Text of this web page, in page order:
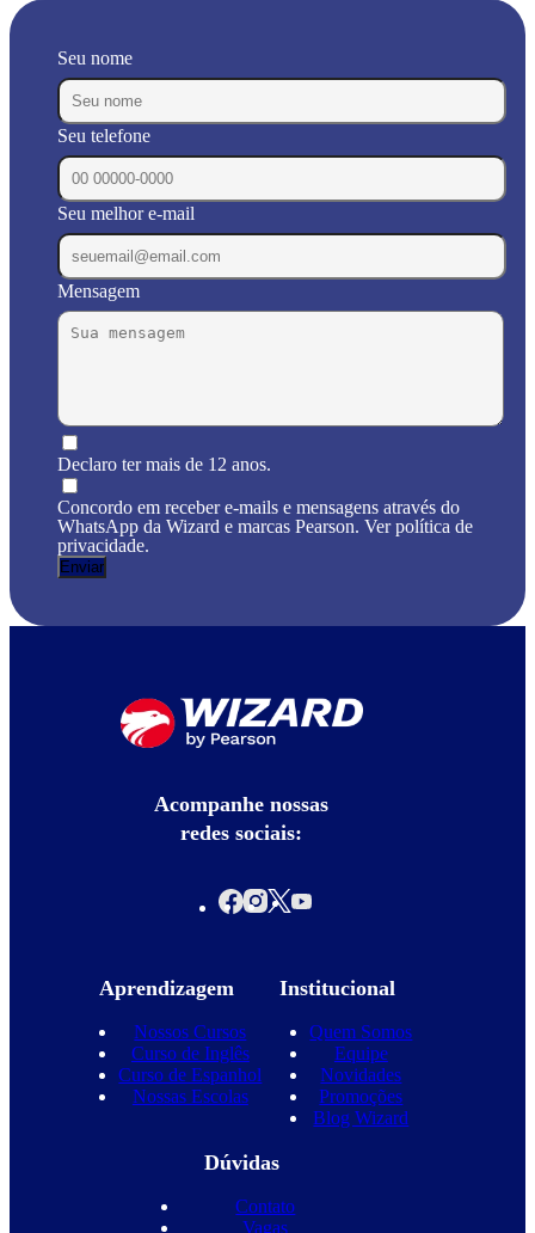
Seu nome
Seu telefone
Seu melhor e-mail
Mensagem
Declaro ter mais de 12 anos.
Concordo em receber e-mails e mensagens através do
WhatsApp da Wizard e marcas Pearson. Ver política de
privacidade.
Acompanhe nossas
redes sociais:
Aprendizagem
Nossos Cursos
Curso de Inglês
Curso de Espanhol
Nossas Escolas
Institucional
Quem Somos
Equipe
Novidades
Promoções
Blog Wizard
Dúvidas
Contato
Vagas